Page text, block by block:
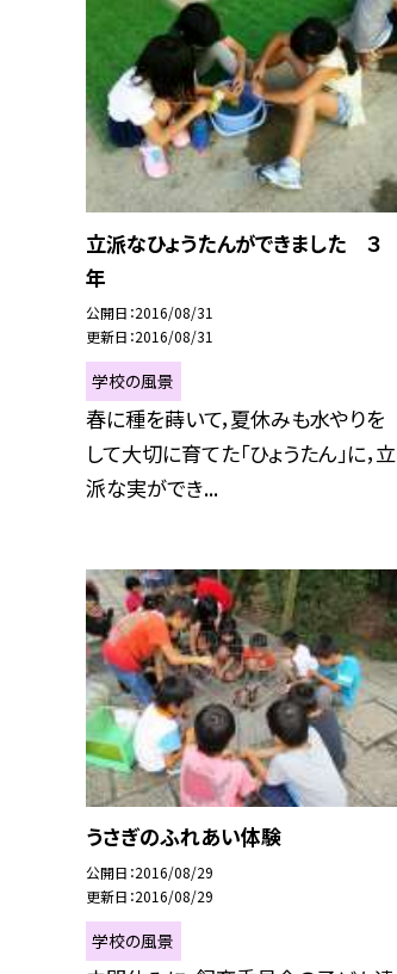
立派なひょうたんができました ３
年
公開日 2016/08/31
更新日 2016/08/31
学校の風景
春に種を蒔いて，夏休みも水やりを
して大切に育てた「ひょうたん」に，立
派な実ができ...
うさぎのふれあい体験
公開日 2016/08/29
更新日 2016/08/29
学校の風景